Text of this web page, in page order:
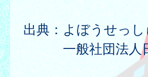
出典：よぼうせっ
一般社団法人日